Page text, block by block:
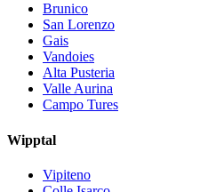
Brunico
San Lorenzo
Gais
Vandoies
Alta Pusteria
Valle Aurina
Campo Tures
Wipptal
Vipiteno